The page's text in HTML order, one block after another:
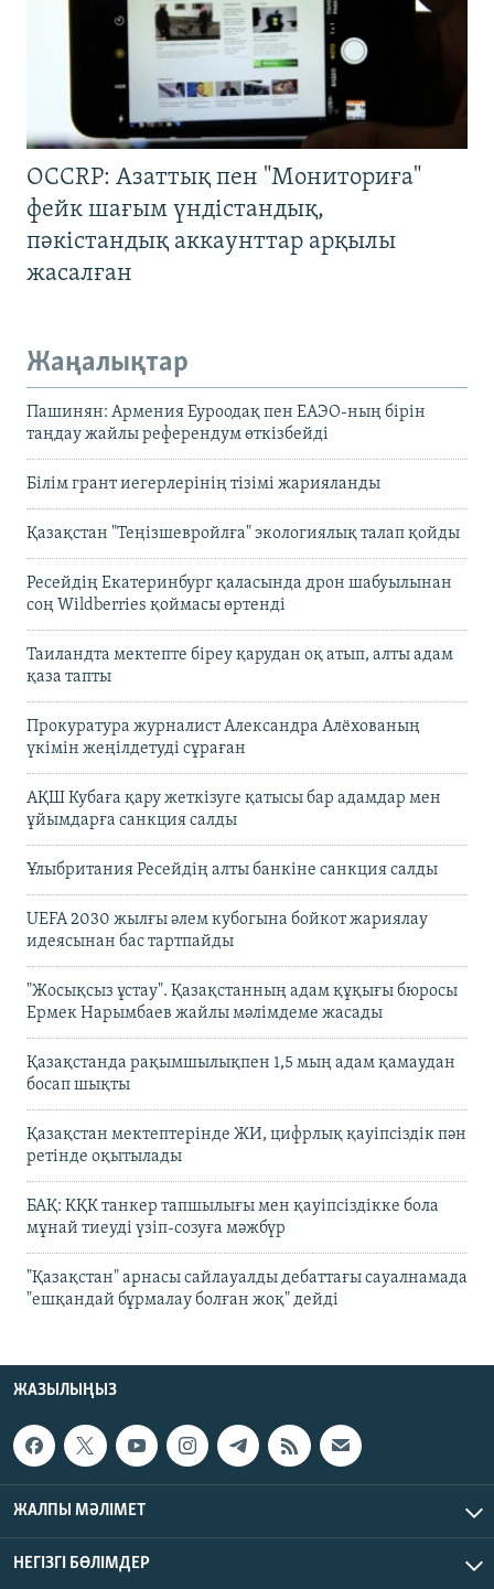
OCCRP: Азаттық пен "Мониториға"
фейк шағым үндістандық,
пәкістандық аккаунттар арқылы
жасалған
Жаңалықтар
Пашинян: Армения Еуроодақ пен ЕАЭО-ның бірін
таңдау жайлы референдум өткізбейді
Білім грант иегерлерінің тізімі жарияланды
Қазақстан "Теңізшевройлға" экологиялық талап қойды
Ресейдің Екатеринбург қаласында дрон шабуылынан
соң Wildberries қоймасы өртенді
Таиландта мектепте біреу қарудан оқ атып, алты адам
қаза тапты
Прокуратура журналист Александра Алёхованың
үкімін жеңілдетуді сұраған
АҚШ Кубаға қару жеткізуге қатысы бар адамдар мен
ұйымдарға санкция салды
Ұлыбритания Ресейдің алты банкіне санкция салды
UEFA 2030 жылғы әлем кубогына бойкот жариялау
идеясынан бас тартпайды
"Жосықсыз ұстау". Қазақстанның адам құқығы бюросы
Ермек Нарымбаев жайлы мәлімдеме жасады
Қазақстанда рақымшылықпен 1,5 мың адам қамаудан
босап шықты
Қазақстан мектептерінде ЖИ, цифрлық қауіпсіздік пән
ретінде оқытылады
БАҚ: КҚК танкер тапшылығы мен қауіпсіздікке бола
мұнай тиеуді үзіп-созуға мәжбүр
"Қазақстан" арнасы сайлауалды дебаттағы сауалнамада
"ешқандай бұрмалау болған жоқ" дейді
ЖАЗЫЛЫҢЫЗ
ЖАЛПЫ МӘЛІМЕТ
НЕГІЗГІ БӨЛІМДЕР